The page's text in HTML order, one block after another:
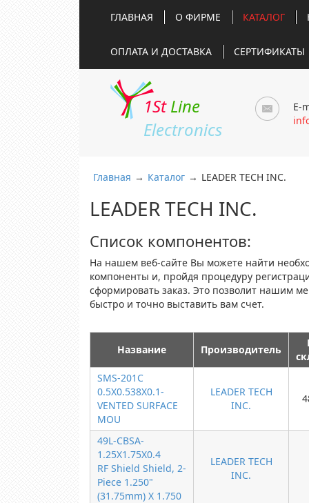
ГЛАВНАЯ О ФИРМЕ КАТАЛОГ
ОПЛАТА И ДОСТАВКА СЕРТИФИКАТЫ
1St Line
Electronics
E-
Главная → Каталог → LEADER TECH INC.
LEADER TECH INC.
Список компонентов:
На нашем веб-сайте Вы можете найти
компоненты и, пройдя процедуру
сформировать заказ. Это позволит нашим
быстро и точно выставить вам счет.
Название Производитель
SMS-201C
0.5X0.538X0.1-
VENTED SURFACE
MOU
LEADER TECH
INC.
49L-CBSA-
1.25X1.75X0.4
RF Shield Shield, 2-
Piece 1.250"
(31.75mm) X 1.750
LEADER TECH
INC.